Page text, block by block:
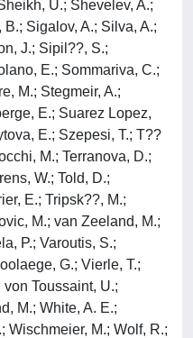
U.; Shevelev, A.;
Sigalov, A.; Silva, A.;
J.; Sipil??, S.;
E.; Sommariva, C.;
M.; Stegmeir, A.;
E.; Suarez Lopez,
E.; Szepesi, T.; T??
M.; Terranova, D.;
W.; Told, D.;
E.; Tripsk??, M.;
M.; van Zeeland, M.;
P.; Varoutis, S.;
G.; Vierle, T.;
Toussaint, U.;
M.; White, A. E.;
Wischmeier, M.; Wolf, R.;